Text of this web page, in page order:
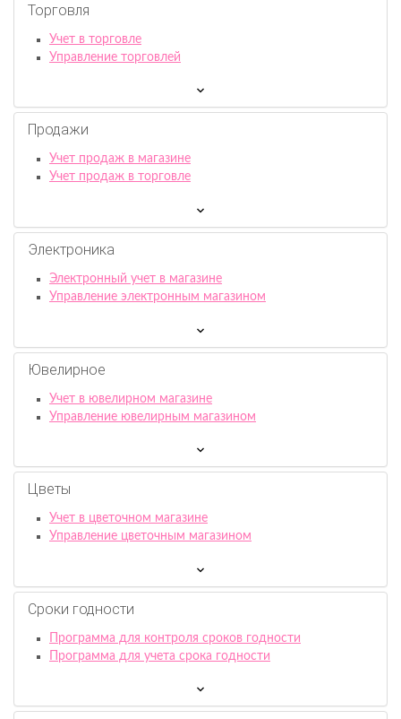
Торговля
Учет в торговле
Управление торговлей
Продажи
Учет продаж в магазине
Учет продаж в торговле
Электроника
Электронный учет в магазине
Управление электронным магазином
Ювелирное
Учет в ювелирном магазине
Управление ювелирным магазином
Цветы
Учет в цветочном магазине
Управление цветочным магазином
Сроки годности
Программа для контроля сроков годности
Программа для учета срока годности